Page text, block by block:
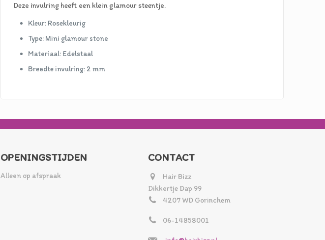
Deze invulring heeft een klein glamour steentje.
Kleur: Rosekleurig
Type: Mini glamour stone
Materiaal: Edelstaal
Breedte invulring: 2 mm
OPENINGSTIJDEN
Alleen op afspraak
CONTACT
Hair Bizz
Dikkertje Dap 99
4207 WD Gorinchem
06-14858001